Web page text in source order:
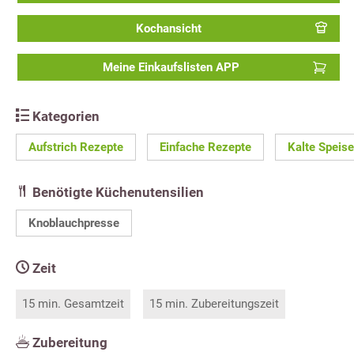
Kochansicht
Meine Einkaufslisten APP
Kategorien
Aufstrich Rezepte Einfache Rezepte Kalte
Benötigte Küchenutensilien
Knoblauchpresse
Zeit
15 min. Gesamtzeit 15 min. Zubereitungszeit
Zubereitung